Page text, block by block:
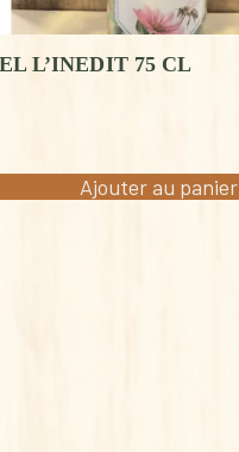
L’INEDIT 75 CL
Ajouter au panier